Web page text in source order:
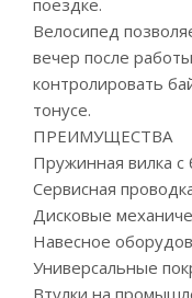
поездке.
Велосипед
вечер после
контролировать
тонусе.
ПРЕИМУЩЕСТВА
Пружинная вилка с
Сервисная
Дисковые
Навесное
Универсальные
Втулки на